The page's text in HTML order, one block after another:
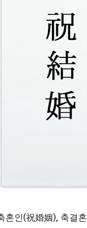
혼인(祝婚姻), 축결